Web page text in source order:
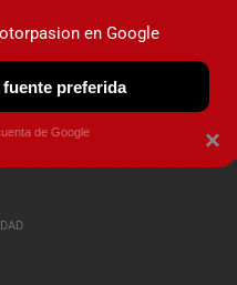
OBSERVATORIO
×
en Google
preferida
de Google